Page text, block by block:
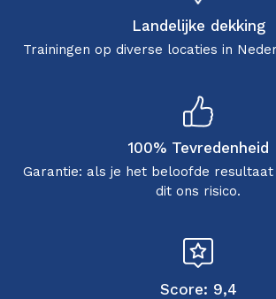
Landelijke dekking
Trainingen op diverse locaties in
100% Tevredenheid
Garantie: als je het beloofde
dit ons risico.
Score: 9,4